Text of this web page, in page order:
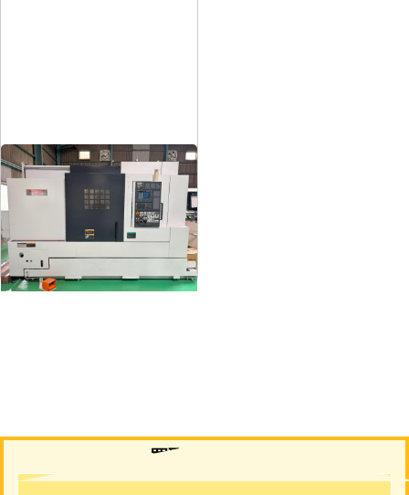
12″NC旋盤
森精機
NL3000/700
年 式2006
買取について